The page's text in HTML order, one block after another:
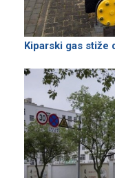
Kiparski gas stiže